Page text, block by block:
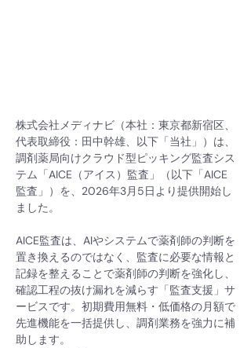
株式会社メディナビ（本社：東京都新宿区、
代表取締役：田中幹雄、以下「当社」）は、
調剤薬局向けクラウド型ピッキング監査シス
テム「AICE（アイス）監査」（以下「AICE
監査」）を、2026年3月5日より提供開始し
ました。
AICE監査は、AIやシステムで薬剤師の判断を
置き換えるのではなく、監査に必要な情報と
記録を整えることで薬剤師の判断を強化し、
確認工程の抜け漏れを減らす「監査支援」サ
ービスです。初期費用無料・低価格の月額で
先進機能を一括提供し、調剤業務を強力に補
助します。